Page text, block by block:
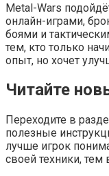
Metal-Wars
онлайн-играми,
боями и
тем, кто только
опыт, но хочет
Читайте
Переходите в
полезные
лучше игрок
своей техники,